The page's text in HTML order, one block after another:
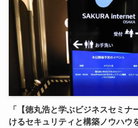
「【徳丸浩と学ぶビジネスセミ
けるセキュリティと構築ノウハウ